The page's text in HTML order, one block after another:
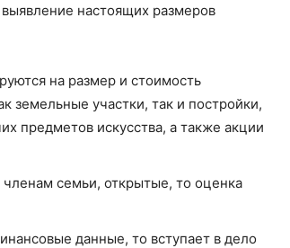
настоящих размеров
на размер и стоимость
земельные участки, так и постройки,
предметов искусства, а также акции
семьи, открытые, то оценка
данные, то вступает в дело